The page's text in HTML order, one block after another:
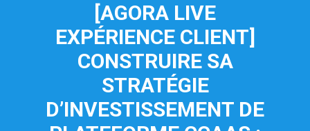
[AGORA LIVE
EXPÉRIENCE CLIENT]
CONSTRUIRE SA
STRATÉGIE
D’INVESTISSEMENT DE